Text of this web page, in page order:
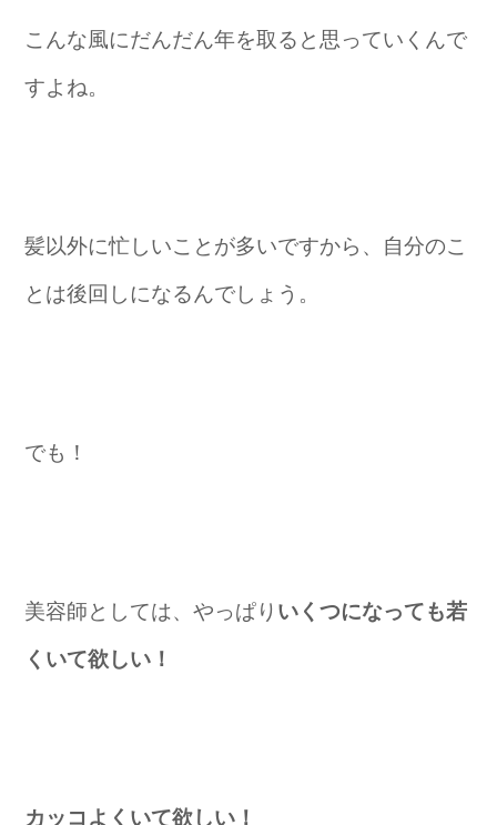
こんな風にだんだん年を取ると思っていくんで
すよね。
髪以外に忙しいことが多いですから、自分のこ
とは後回しになるんでしょう。
でも！
美容師としては、やっぱり いくつになっても若
くいて欲しい！
カッコよくいて欲しい！